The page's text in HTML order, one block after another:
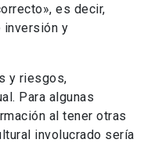
es decir,
inversión y
y riesgos,
Para algunas
al tener otras
involucrado sería